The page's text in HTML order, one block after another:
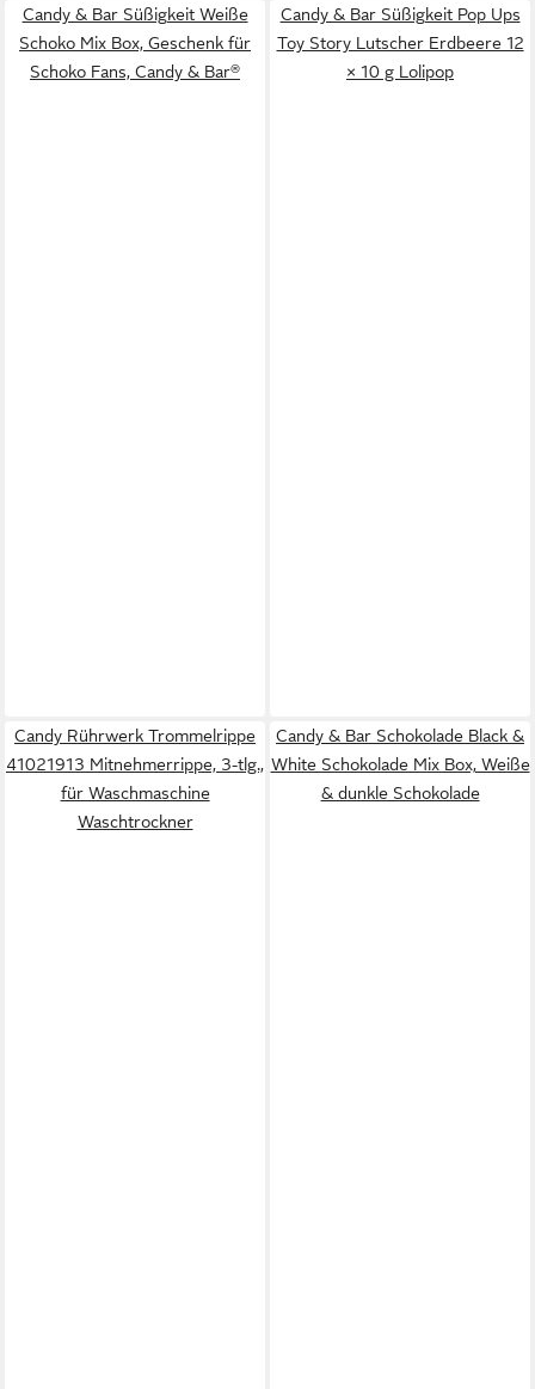
Candy & Bar Süßigkeit Weiße
Schoko Mix Box, Geschenk für
Schoko Fans, Candy & Bar®
Candy & Bar Süßigkeit Pop Ups
Toy Story Lutscher Erdbeere 12
× 10 g Lolipop
Candy Rührwerk Trommelrippe
41021913 Mitnehmerrippe, 3-tlg.,
für Waschmaschine
Waschtrockner
Candy & Bar Schokolade Black &
White Schokolade Mix Box, Weiße
& dunkle Schokolade